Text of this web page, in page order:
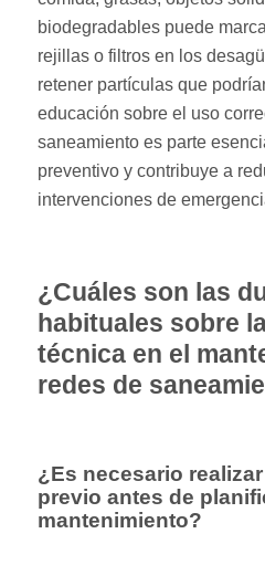
biodegradables puede
rejillas o filtros en los
retener partículas que
educación sobre el uso
saneamiento es parte
preventivo y contribuye a
intervenciones de
¿Cuáles son las
habituales sobre
técnica en el
redes de
¿Es necesario
previo antes de
mantenimiento?